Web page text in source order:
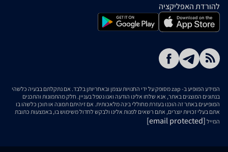
להורדת האפליקציה
המידע המופיע ב- zap מסופק על ידי החנויות עצמן ובאחריותן בלבד. אם נתקלתם בבעיה כלשהי
בנתונים המוצגים באתר, אנא שלחו אלינו הודעה ואנו נטפל בעניין. חלק מהתמונות והתכנים
המופיעים באתר זה הוכנו בעזרת מחוללי בינה מלאכותית. אם זיהיתם תמונה או תוכן כלשהו בו
אתם בעלי זכויות יוצרים, אתם רשאים לפנות אלינו ולבקש לחדול משימוש בו, באמצעות כתובת
המייל [email protected]